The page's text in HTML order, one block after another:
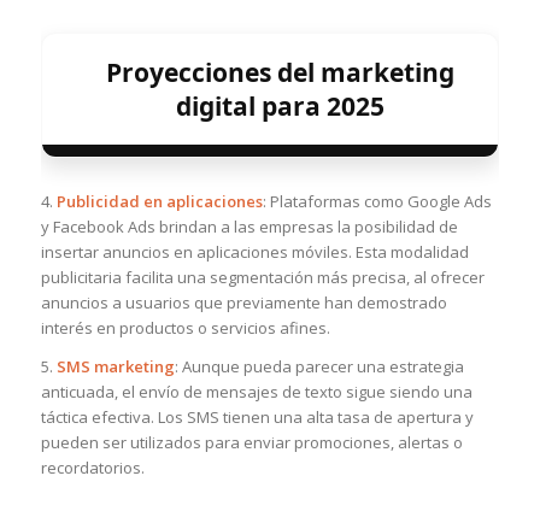
Proyecciones del marketing
digital para 2025
4. Publicidad en aplicaciones: Plataformas como Google Ads
y Facebook Ads brindan a las empresas la posibilidad de
insertar anuncios en aplicaciones móviles. Esta modalidad
publicitaria facilita una segmentación más precisa, al ofrecer
anuncios a usuarios que previamente han demostrado
interés en productos o servicios afines.
5. SMS marketing: Aunque pueda parecer una estrategia
anticuada, el envío de mensajes de texto sigue siendo una
táctica efectiva. Los SMS tienen una alta tasa de apertura y
pueden ser utilizados para enviar promociones, alertas o
recordatorios.